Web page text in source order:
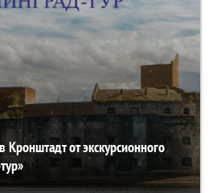
Кронштадт от экскурсионного